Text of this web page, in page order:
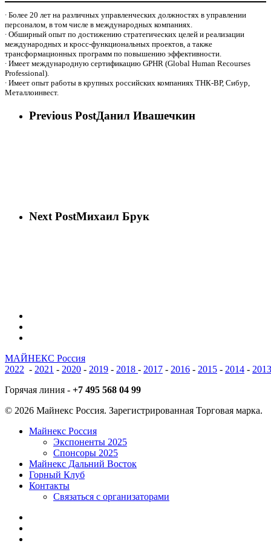
∙ Более 20 лет на различных управленческих должностях в управлении
персоналом, в том числе в международных компаниях.
∙ Обширный опыт по достижению стратегических целей и реализации
международных и кросс-функциональных проектов, а также
трансформационных программ по повышению эффективности.
∙ Имеет международную сертификацию GPHR (Global Human Recourses
Professional).
∙ Имеет опыт работы в крупных российских компаниях ТНК-ВР, Сибур,
Металлоинвест.
Previous PostДанил Ивашечкин
Next PostМихаил Брук
МАЙНЕКС Россия
2022 - 2021 - 2020 - 2019 - 2018 - 2017 - 2016 - 2015 - 2014 - 2013
Горячая линия - +7 495 568 04 99
© 2026 Майнекс Россия. Зарегистрированная Торговая марка.
Close
Майнекс Россия
Экспоненты 2025
Спонсоры 2025
Майнекс Дальний Восток
Горный Клуб
Контакты
Связаться с организаторами